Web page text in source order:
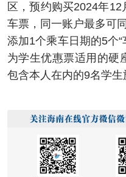
区，预约购买2024年
车票，同一账户最多可
添加1个乘车日期的5个
为学生优惠票适用的硬
包含本人在内的9名学生